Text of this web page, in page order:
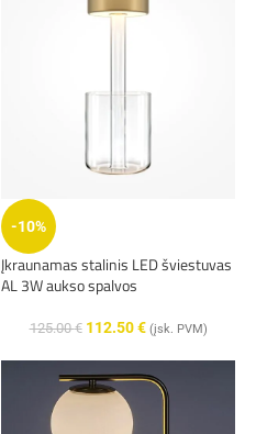
-10%
Įkraunamas stalinis LED šviestuvas
AL 3W aukso spalvos
125.00€ 112.50€ (įsk. PVM)